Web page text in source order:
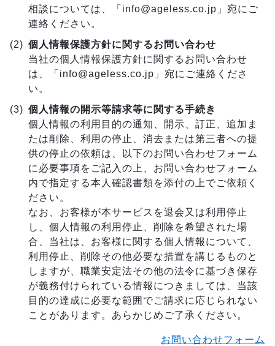
相談については、「info@ageless.co.jp」宛にご
連絡ください。
個人情報保護方針に関するお問い合わせ
当社の個人情報保護方針に関するお問い合わせ
は、「info@ageless.co.jp」宛にご連絡くださ
い。
個人情報の開示等請求等に関する手続き
個人情報の利用目的の通知、開示、訂正、追加ま
たは削除、利用の停止、消去または第三者への提
供の停止の依頼は、以下のお問い合わせフォーム
に必要事項をご記入の上、お問い合わせフォーム
内で指定する本人確認書類を添付の上でご依頼く
ださい。
なお、お客様が本サービスを退会又は利用停止
し、個人情報の利用停止、削除を希望された場
合、当社は、お客様に関する個人情報について、
利用停止、削除その他必要な措置を講じるものと
しますが、職業安定法その他の法令に基づき保存
が義務付けられている情報につきましては、当該
目的の達成に必要な範囲でご請求に応じられない
ことがあります。あらかじめご了承ください。
お問い合わせフォーム